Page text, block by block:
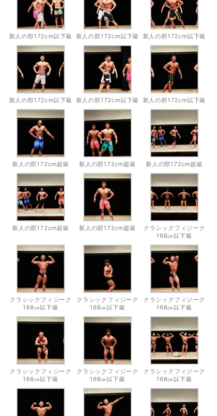
新人の部172cm以下級 新人の部172cm以下級 新人の部172cm以下級
新人の部172cm以下級 新人の部172cm以下級 新人の部172cm以下級
新人の部172cm超級 新人の部172cm超級 新人の部172cm超級
新人の部172cm超級 新人の部172cm超級
クラシックフィジーク
168㎝以下級
クラシックフィジーク
168㎝以下級
クラシックフィジーク
168㎝以下級
クラシックフィジーク
168㎝以下級
クラシックフィジーク
168㎝以下級
クラシックフィジーク
168㎝以下級
クラシックフィジーク
168㎝以下級